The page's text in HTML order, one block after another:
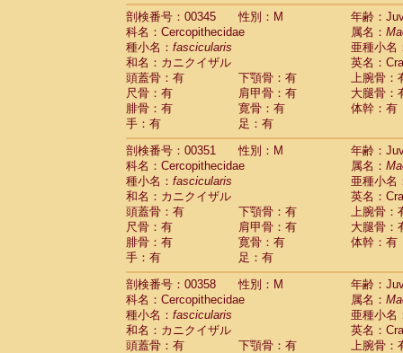
剖検番号：00345
性別：M
年齢：
科名：Cercopithecidae
属名：
種小名： fascicularis
亜種小名
和名：カニクイザル
英名：
頭蓋骨：有
下顎骨：有
上腕骨：
尺骨：有
肩甲骨：有
大腿骨：
腓骨：有
寛骨：有
体幹：有
手：有
足：有
剖検番号：00351
性別：M
年齢：
科名：Cercopithecidae
属名：
種小名： fascicularis
亜種小名
和名：カニクイザル
英名：
頭蓋骨：有
下顎骨：有
上腕骨：
尺骨：有
肩甲骨：有
大腿骨：
腓骨：有
寛骨：有
体幹：有
手：有
足：有
剖検番号：00358
性別：M
年齢：
科名：Cercopithecidae
属名：
種小名： fascicularis
亜種小名
和名：カニクイザル
英名：
頭蓋骨：有
下顎骨：有
上腕骨：